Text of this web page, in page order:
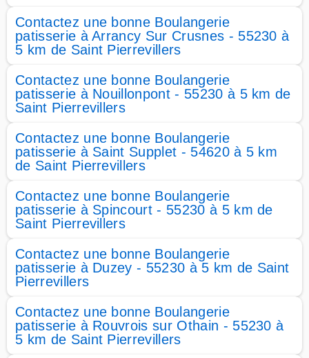
Contactez une bonne Boulangerie
patisserie à Arrancy Sur Crusnes - 55230 à
5 km de Saint Pierrevillers
Contactez une bonne Boulangerie
patisserie à Nouillonpont - 55230 à 5 km de
Saint Pierrevillers
Contactez une bonne Boulangerie
patisserie à Saint Supplet - 54620 à 5 km
de Saint Pierrevillers
Contactez une bonne Boulangerie
patisserie à Spincourt - 55230 à 5 km de
Saint Pierrevillers
Contactez une bonne Boulangerie
patisserie à Duzey - 55230 à 5 km de Saint
Pierrevillers
Contactez une bonne Boulangerie
patisserie à Rouvrois sur Othain - 55230 à
5 km de Saint Pierrevillers